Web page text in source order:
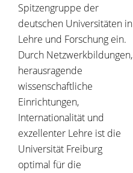
Spitzengruppe der
deutschen Universitäten in
Lehre und Forschung ein.
Durch Netzwerkbildungen,
herausragende
wissenschaftliche
Einrichtungen,
Internationalität und
exzellenter Lehre ist die
Universität Freiburg
optimal für die